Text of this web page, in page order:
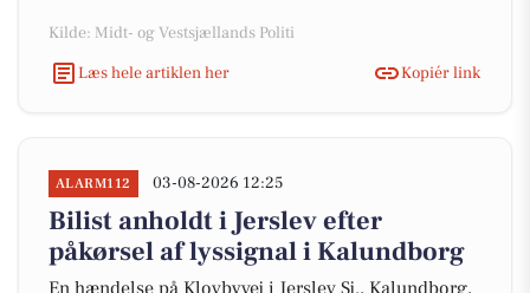
Kilde: Midt- og Vestsjællands Politi
Læs hele artiklen her
Kopiér link
ALARM112 03-08-2026 12:25
Bilist anholdt i Jerslev efter
påkørsel af lyssignal i Kalundborg
En hændelse på Klovbyvej i Jerslev Sj., Kalundborg,